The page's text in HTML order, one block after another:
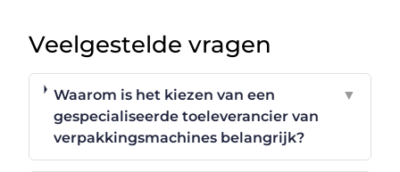
Veelgestelde vragen
Waarom is het kiezen van een
gespecialiseerde toeleverancier van
verpakkingsmachines belangrijk?
▼